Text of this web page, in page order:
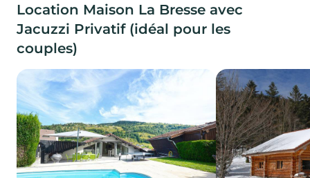
Location Maison La Bresse avec
Jacuzzi Privatif (idéal pour les
couples)